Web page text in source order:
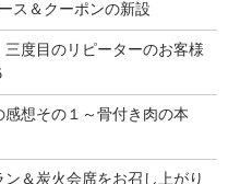
ス＆クーポンの新設
度目のリピーターのお客様
想その１～骨付き肉の本
＆炭火会席をお召し上がり